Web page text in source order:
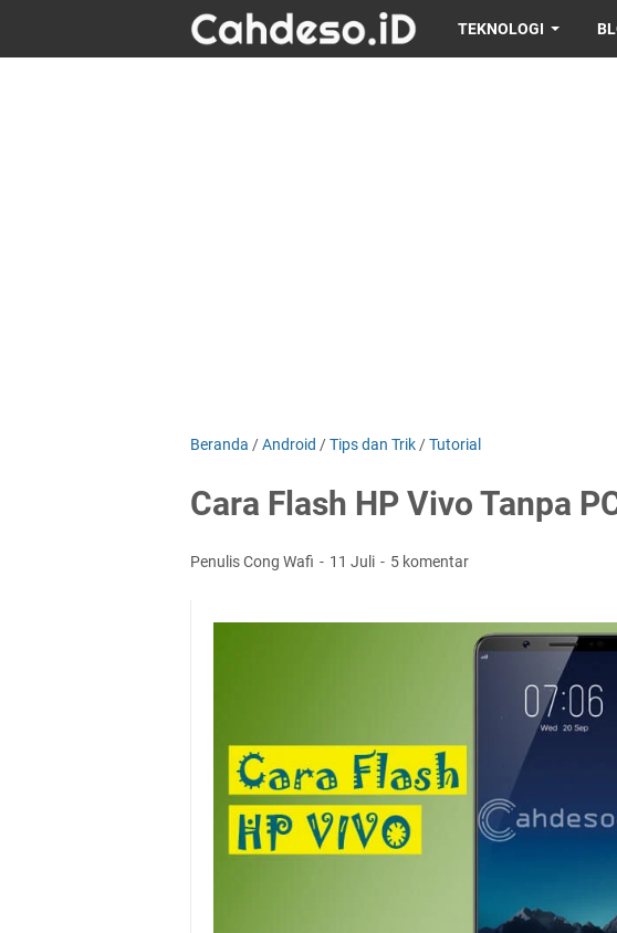
TEKNOLOGI
Beranda /Android /Tips dan Trik /Tutorial
Cara Flash HP Vivo Tanpa
Penulis Cong Wafi 11 Juli 5 komentar